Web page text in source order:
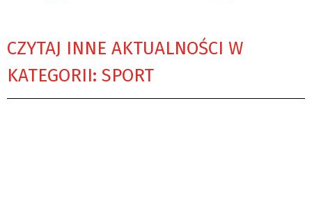
CZYTAJ INNE AKTUALNOŚCI W
KATEGORII: SPORT